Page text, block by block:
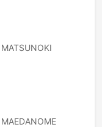
MATSUNOKI
MAEDANOME